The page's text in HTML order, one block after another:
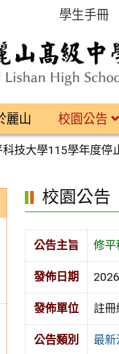
學生手冊
麗山 校園公告
科技大學115學年度停
校園公告
公告主旨 修平
發佈日期
發佈單位 註冊
公告類別 最新